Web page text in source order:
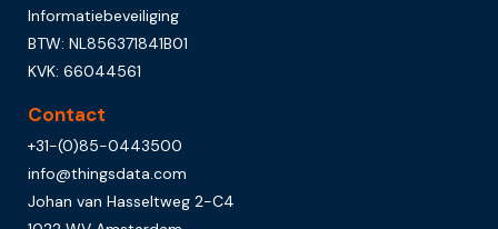
Informatiebeveiliging
BTW: NL856371841B01
KVK: 66044561
Contact
+31-(0)85-0443500
info@thingsdata.com
Johan van Hasseltweg 2-C4